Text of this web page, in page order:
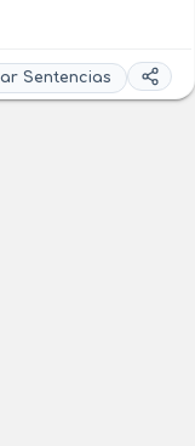
Sentencias